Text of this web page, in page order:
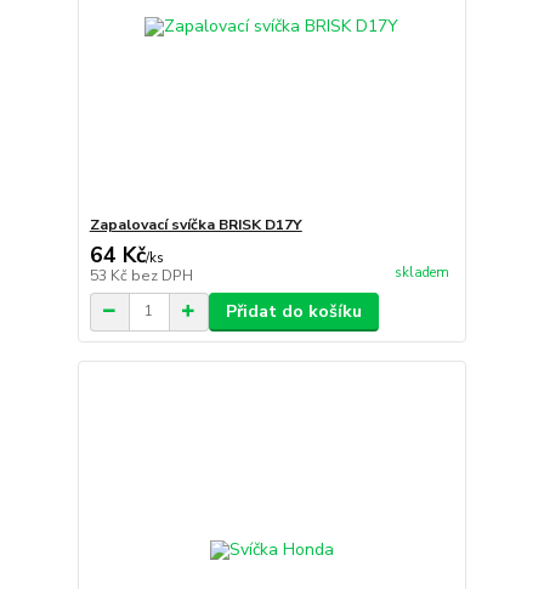
Zapalovací svíčka BRISK D17Y
64 Kč/ks
53 Kč bez DPH skladem
Přidat do košíku